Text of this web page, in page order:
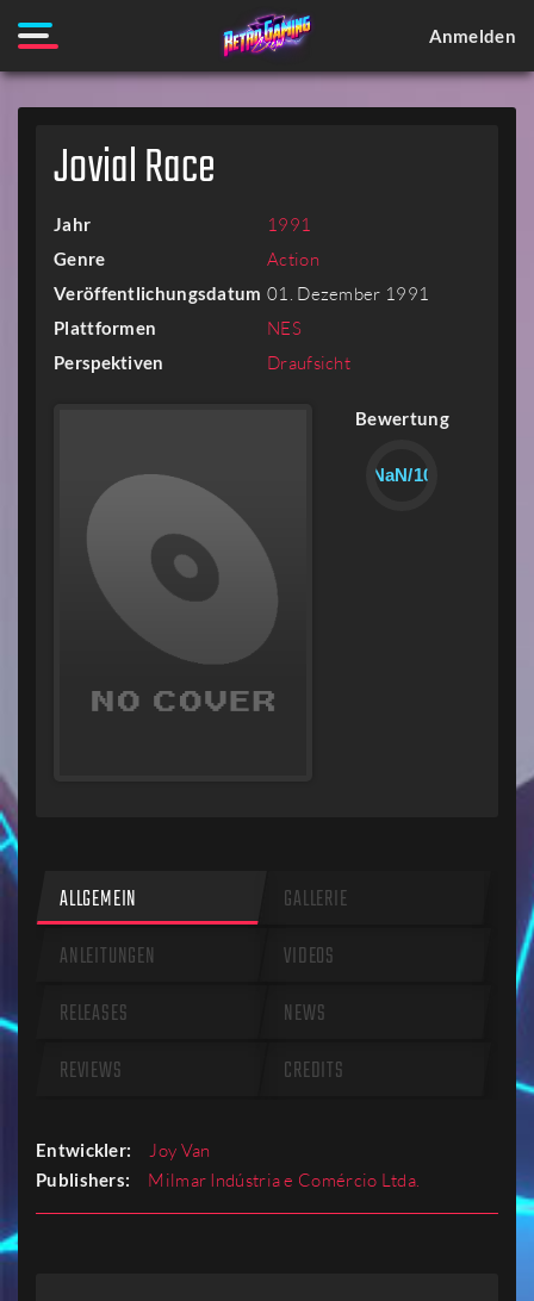
Anmelden
Jovial Race
Jahr 1991
Genre Action
Veröffentlichungsdatum 01. Dezember 1991
Plattformen NES
Perspektiven Draufsicht
Bewertung
NaN/10
ALLGEMEIN
GALLERIE
ANLEITUNGEN
VIDEOS
RELEASES
NEWS
REVIEWS
CREDITS
Entwickler: Joy Van
Publishers: Milmar Indústria e Comércio Ltda.